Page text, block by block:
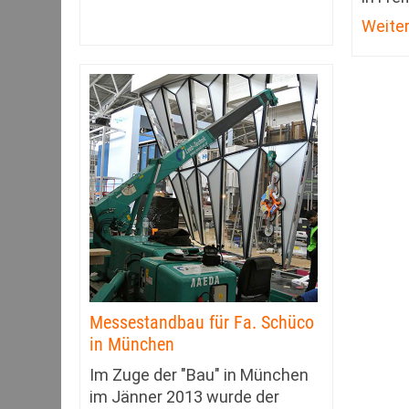
Messestandbau für Fa. Schüco
in München
Im Zuge der "Bau" in München
im Jänner 2013 wurde der